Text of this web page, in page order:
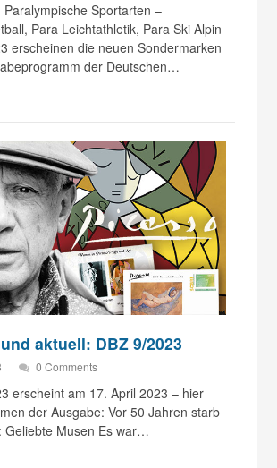
Sportarten –
Para Leichtathletik, Para Ski Alpin
erscheinen die neuen Sondermarken
der Deutschen…
aktuell: DBZ 9/2023
0 Comments
erscheint am 17. April 2023 – hier
der Ausgabe: Vor 50 Jahren starb
Geliebte Musen Es war…